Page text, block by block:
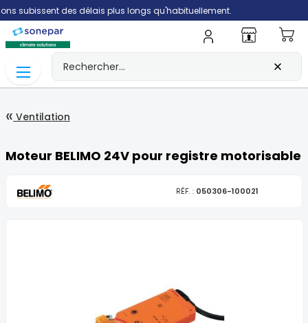
des délais plus longs qu'habituellement.
Ventilation
Moteur BELIMO 24V pour registre motorisable
RÉF. : 050306-100021